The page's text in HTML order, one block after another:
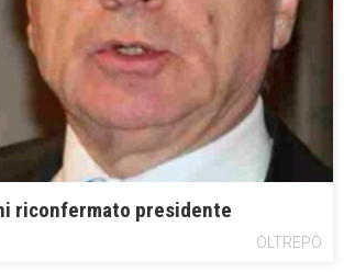
riconfermato presidente
OLTREPÒ